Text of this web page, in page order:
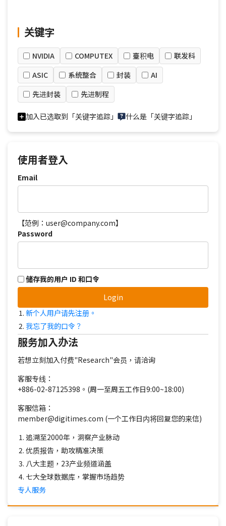
关键字
NVIDIA COMPUTEX 臺积电
联发科
ASIC
系统整合 封装
AI
先进封装
先进制程
加入已选取到「关键字追踪」 什么是「关键字追踪」
使用者登入
Email
【范例：user@company.com】
Password
储存我的用户 ID 和口令
Login
新个人用户请先注册。
我忘了我的口令？
服务加入办法
若想立刻加入付费"Research"会员，请洽询
客服专线：
+886-02-87125398。(周一至周五工作日9:00~18:00)
客服信箱：
member@digitimes.com (一个工作日内将回复您的来信)
追溯至2000年，洞察产业脉动
优质报告，助攻精准决策
八大主题，23产业频道涵盖
七大全球数据库，掌握市场趋势
专人服务